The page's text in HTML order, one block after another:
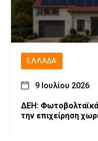
ΕΛΛΆΔΑ
9 Ιουλίου 2026
ΔΕΗ: Φωτοβολταϊκά
την επιχείρηση